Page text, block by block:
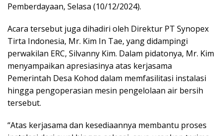
Pemberdayaan, Selasa (10/12/2024).
Acara tersebut juga dihadiri oleh Direktur PT Synopex
Tirta Indonesia, Mr. Kim In Tae, yang didampingi
perwakilan ERC, Silvanny Kim. Dalam pidatonya, Mr. Kim
menyampaikan apresiasinya atas kerjasama
Pemerintah Desa Kohod dalam memfasilitasi instalasi
hingga pengoperasian mesin pengelolaan air bersih
tersebut.
“Atas kerjasama dan kesediaannya membantu proses